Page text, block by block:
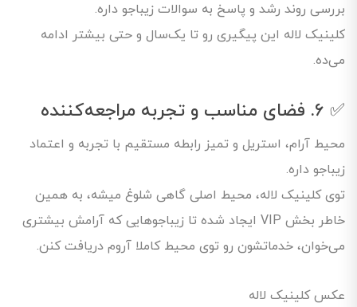
بررسی روند رشد و پاسخ به سوالات زیباجو داره.
کلینیک لاله این پیگیری رو تا یک‌سال و حتی بیشتر ادامه
می‌ده.
✅ ۶. فضای مناسب و تجربه مراجعه‌کننده
محیط آرام، استریل و تمیز رابطه مستقیم با تجربه و اعتماد
زیباجو داره.
توی کلینیک لاله، محیط اصلی گاهی شلوغ میشه، به همین
خاطر بخش VIP ایجاد شده تا زیباجوهایی که آرامش بیشتری
می‌خوان، خدماتشون رو توی محیط کاملا آروم دریافت کنن.
عکس کلینیک لاله